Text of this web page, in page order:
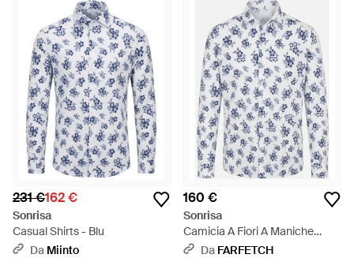
231 €162 €
Sonrisa
Casual Shirts - Blu
Da Miinto
160 €
Sonrisa
Camicia A Fiori A Maniche
Lunghe - Bianco
Da FARFETCH